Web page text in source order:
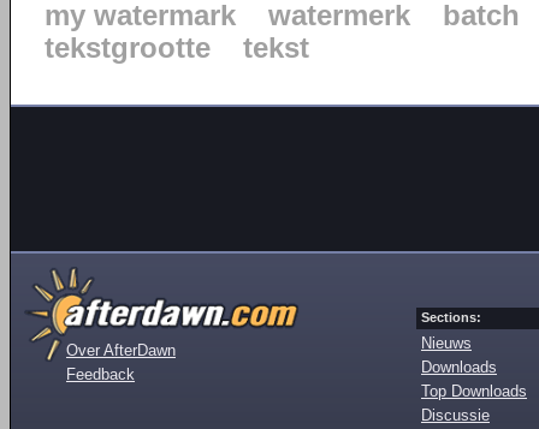
my watermark
watermerk
batch
tekstgrootte
tekst
Over AfterDawn
Feedback
Sections:
Nieuws
Downloads
Top Downloads
Discussie